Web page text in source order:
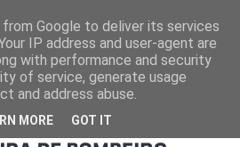
Google to deliver its services
IP address and user-agent are
with performance and security
of service, generate usage
and address abuse.
MORE GOT IT